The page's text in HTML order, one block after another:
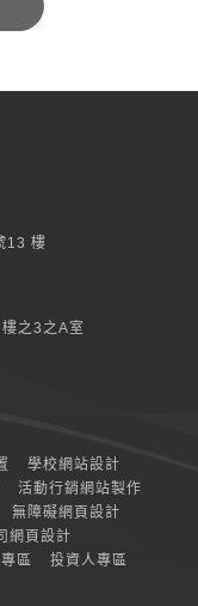
13 樓
之3之A室
學校網站設計
活動行銷網站製作
無障礙網頁設計
網頁設計
區
投資人專區